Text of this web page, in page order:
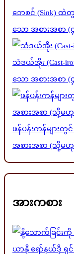
ဘေစင် (Sink) ထဲ
သော အစားအစာ (၄
သံဒယ်အိုး (Cast-
သော အစားအစာ (၄
ဖန်ပန်းကန်များ
အစားအစာ (သို့မဟု
အားကစား